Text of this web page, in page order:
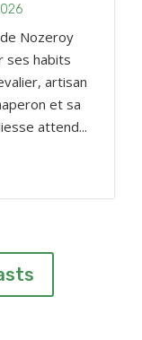
Nozeroy
ses habits
artisan
et sa
attend...